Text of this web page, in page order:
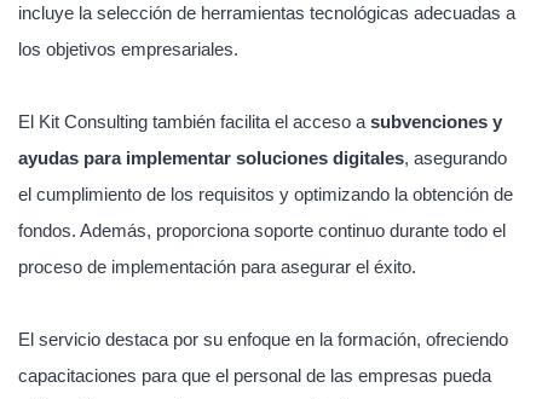
incluye la selección de herramientas tecnológicas adecuadas a
los objetivos empresariales.
El Kit Consulting también facilita el acceso a subvenciones y
ayudas para implementar soluciones digitales, asegurando
el cumplimiento de los requisitos y optimizando la obtención de
fondos. Además, proporciona soporte continuo durante todo el
proceso de implementación para asegurar el éxito.
El servicio destaca por su enfoque en la formación, ofreciendo
capacitaciones para que el personal de las empresas pueda